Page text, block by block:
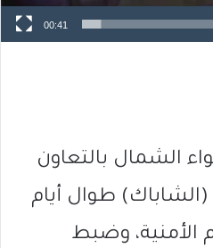
00:41
الشمال بالتعاون
(الشاباك) طوال أيام
الأمنية، وضبط